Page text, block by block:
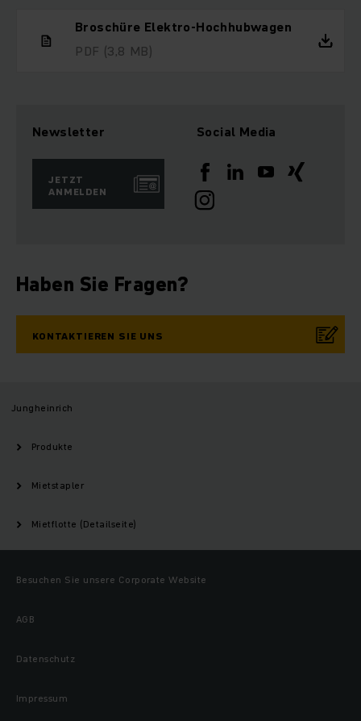
Broschüre Elektro-Hochhubwagen
PDF (3,8 MB)
Newsletter
JETZT
ANMELDEN
Social Media
Haben Sie Fragen?
KONTAKTIEREN SIE UNS
Jungheinrich
Produkte
Mietstapler
Mietflotte (Detailseite)
Besuchen Sie unsere Corporate Website
AGB
Datenschutz
Impressum